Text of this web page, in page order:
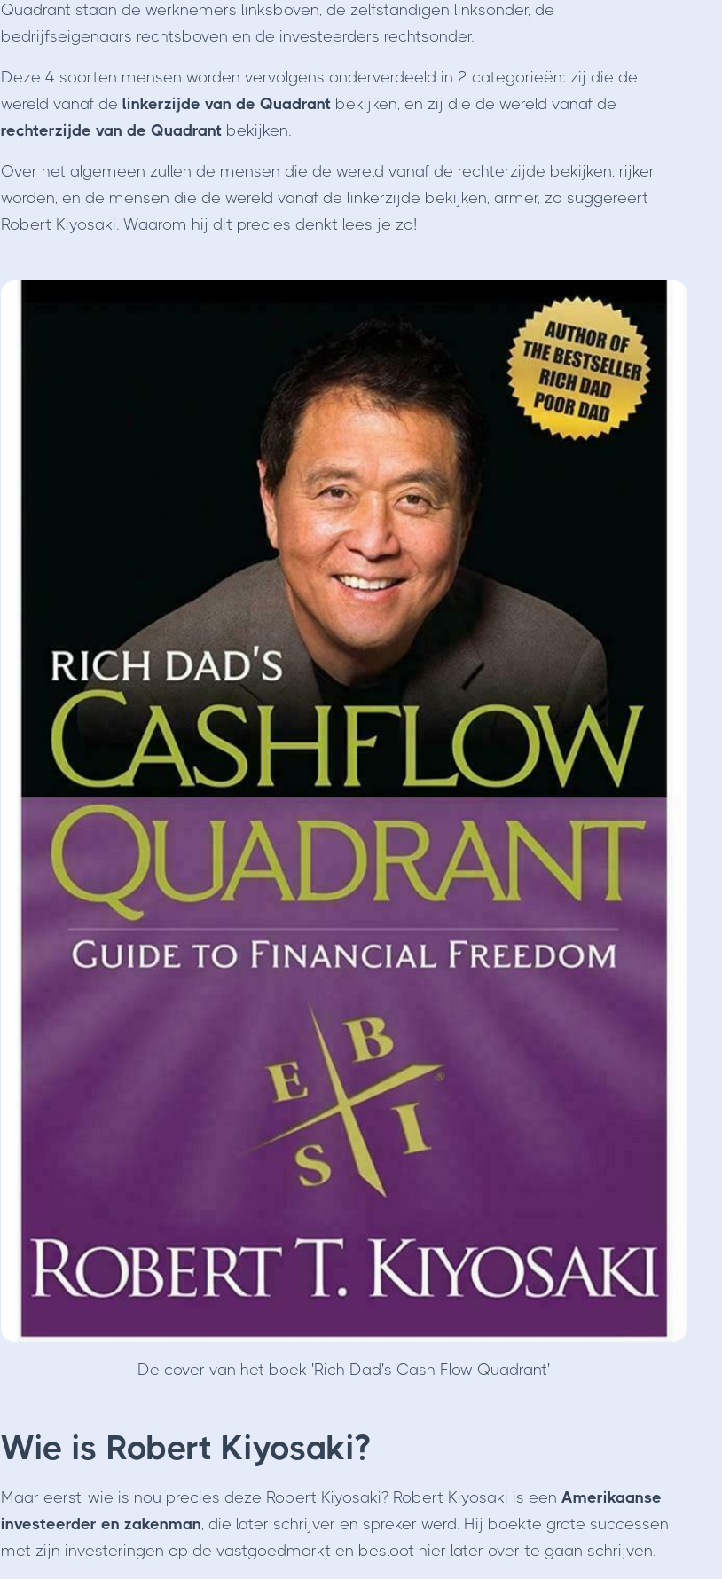
Quadrant staan de werknemers linksboven, de zelfstandigen linksonder, de
bedrijfseigenaars rechtsboven en de investeerders rechtsonder.
Deze 4 soorten mensen worden vervolgens onderverdeeld in 2 categorieën: zij die de
wereld vanaf de linkerzijde van de Quadrant bekijken, en zij die de wereld vanaf de
rechterzijde van de Quadrant bekijken.
Over het algemeen zullen de mensen die de wereld vanaf de rechterzijde bekijken, rijker
worden, en de mensen die de wereld vanaf de linkerzijde bekijken, armer, zo suggereert
Robert Kiyosaki. Waarom hij dit precies denkt lees je zo!
De cover van het boek 'Rich Dad's Cash Flow Quadrant'
Wie is Robert Kiyosaki?
Maar eerst, wie is nou precies deze Robert Kiyosaki? Robert Kiyosaki is een Amerikaanse
investeerder en zakenman, die later schrijver en spreker werd. Hij boekte grote successen
met zijn investeringen op de vastgoedmarkt en besloot hier later over te gaan schrijven.